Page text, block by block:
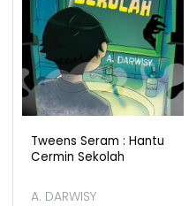
Tweens Seram : Hantu
Cermin Sekolah
A. DARWISY